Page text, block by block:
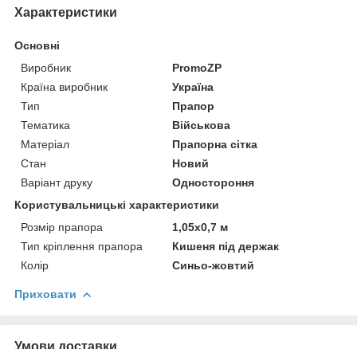
Характеристики
Основні
Виробник
PromoZP
Країна виробник
Україна
Тип
Прапор
Тематика
Військова
Матеріал
Прапорна сітка
Стан
Новий
Варіант друку
Одностороння
Користувальницькі характеристики
Розмір прапора
1,05х0,7 м
Тип кріплення прапора
Кишеня під держак
Колір
Синьо-жовтий
Приховати
Умови доставки